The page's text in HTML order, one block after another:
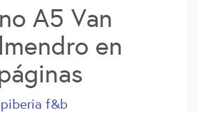
A5 Van
en
f&b